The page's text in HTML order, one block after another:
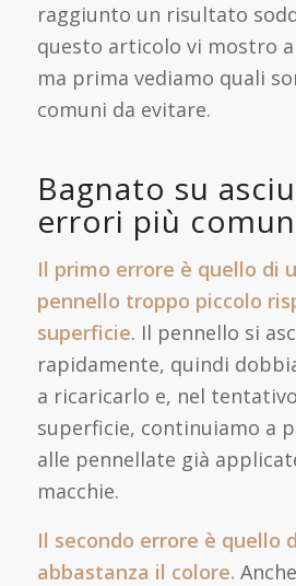
raggiunto un risultato
questo articolo vi mostro
ma prima vediamo quali
comuni da evitare.
Bagnato su
errori più
Il primo errore è quello di
pennello troppo piccolo
superficie. Il pennello si
rapidamente, quindi
a ricaricarlo e, nel
superficie, continuiamo a
alle pennellate già
macchie.
Il secondo errore è quello
abbastanza il colore.